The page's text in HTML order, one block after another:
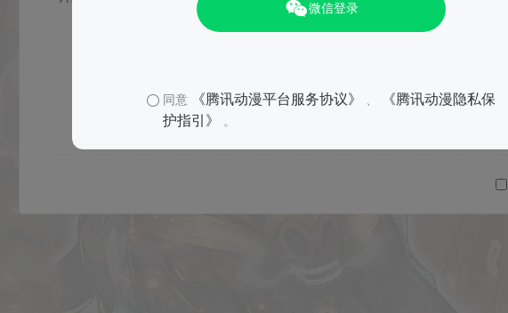
微信登录
同意 《腾讯动漫平台服务协议》
《腾讯动漫隐私保
护指引》
。